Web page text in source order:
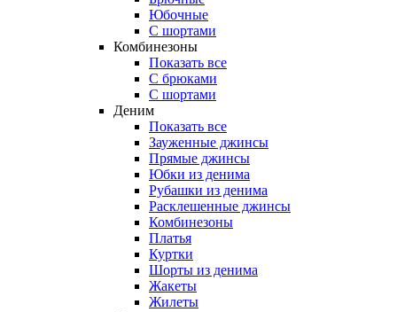
Юбочные
С шортами
Комбинезоны
Показать все
С брюками
С шортами
Деним
Показать все
Зауженные джинсы
Прямые джинсы
Юбки из денима
Рубашки из денима
Расклешенные джинсы
Комбинезоны
Платья
Куртки
Шорты из денима
Жакеты
Жилеты